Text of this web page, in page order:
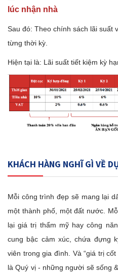
lúc nhận nhà
Sau đó: Theo chính sách lãi suất
từng thời kỳ.
Hiện tại là: Lãi suất tiết kiệm kỳ
KHÁCH HÀNG NGHĨ GÌ VỀ
Mỗi công trình đẹp sẽ mang lại
một thành phố, một đất nước.
lại giá trị thẩm mỹ hay công
cung bậc cảm xúc, chứa đựng
viên trong gia đình. Và “giá trị
là Quý vị - những người sẽ sống